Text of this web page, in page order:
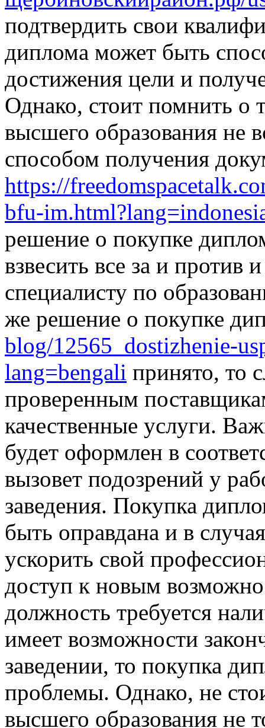
подтвердить свои
диплома может быть
достижения цели и
Однако, стоит помнить о
высшего образования не
способом получения
https://
bfu-
решение о покупке
взвесить все за и против
специалисту по
же решение о покупке
blog/12565_dostizhenie-
lang=bengali принято, то
проверенным
качественные услуги.
будет оформлен в
вызовет подозрений у
заведения. Покупка
быть оправдана и в
ускорить свой
доступ к новым
должность требуется
имеет возможности
заведении, то покупка
проблемы. Однако, не
высшего образования не